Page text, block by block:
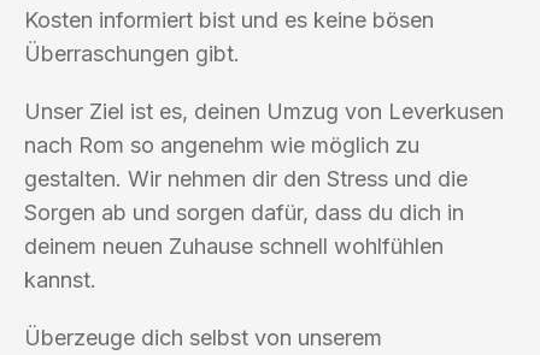
Kosten informiert bist und es keine bösen
Überraschungen gibt.
Unser Ziel ist es, deinen Umzug von Leverkusen
nach Rom so angenehm wie möglich zu
gestalten. Wir nehmen dir den Stress und die
Sorgen ab und sorgen dafür, dass du dich in
deinem neuen Zuhause schnell wohlfühlen
kannst.
Überzeuge dich selbst von unserem